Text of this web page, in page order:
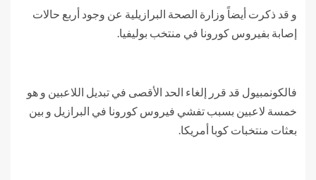
و قد ذكرت أيضاً وزارة الصحة البرازيلية عن وجود أربع حالات
إصابة بفيروس كورونا في منتخب بوليفيا.
فالكونمبيول قد قرر إلغاء الحد الأقصى في تبديل اللاعبين و هو
خمسة لاعبين بسبب تفشي فيروس كورونا في البرازيل و بين
بعثات منتخبات كوبا أمريكا.